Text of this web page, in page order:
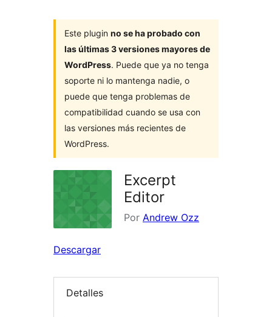
Este plugin no se ha probado con
las últimas 3 versiones mayores de
WordPress. Puede que ya no tenga
soporte ni lo mantenga nadie, o
puede que tenga problemas de
compatibilidad cuando se usa con
las versiones más recientes de
WordPress.
Excerpt
Editor
Por Andrew Ozz
Descargar
Detalles